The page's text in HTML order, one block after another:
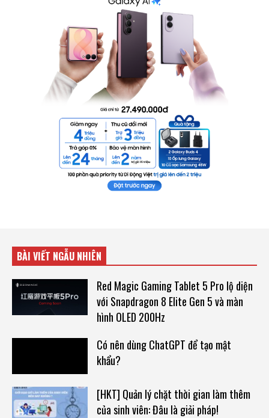
BÀI VIẾT NGẪU NHIÊN
Red Magic Gaming Tablet 5 Pro lộ diện
với Snapdragon 8 Elite Gen 5 và màn
hình OLED 200Hz
Có nên dùng ChatGPT để tạo mật
khẩu?
[HKT] Quản lý chặt thời gian làm thêm
của sinh viên: Đâu là giải pháp!